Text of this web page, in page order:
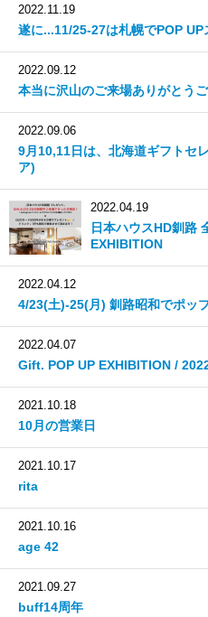
2022.11.19
遂に...11/25-27は札幌でPOP UP
2022.09.12
本当に沢山のご来場ありがとうご
2022.09.06
9月10,11日は、北海道ギフトセ
ア)
2022.04.19
日本ハウスHD釧路
EXHIBITION
2022.04.12
4/23(土)-25(月) 釧路昭和でポッ
2022.04.07
Gift. POP UP EXHIBITION /
2021.10.18
10月の営業日
2021.10.17
rita
2021.10.16
age 42
2021.09.27
buff14周年